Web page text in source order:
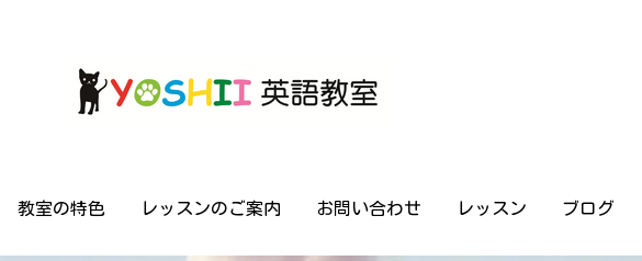
教室の特色 レッスンのご案内 お問い合わせ レッスン ブログ
教室の特色 レッスンのご案内 お問い合わせ レッスン ブログ